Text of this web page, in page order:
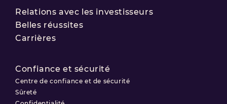
Relations avec les investisseurs
Belles réussites
Carrières
Confiance et sécurité
Centre de confiance et de sécurité
Sûreté